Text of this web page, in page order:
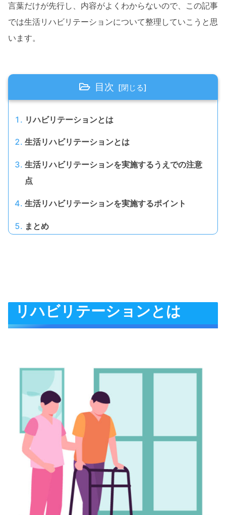
言葉だけが先行し、内容がよくわからないので、この記事
では生活リハビリテーションについて整理していこうと思
います。
目次
リハビリテーションとは
生活リハビリテーションとは
生活リハビリテーションを実施するうえでの注意
点
生活リハビリテーションを実施するポイント
まとめ
リハビリテーションとは